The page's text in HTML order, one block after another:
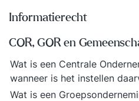
Informatierecht
COR, GOR en
Wat is een Centrale
wanneer is het instellen
Wat is een